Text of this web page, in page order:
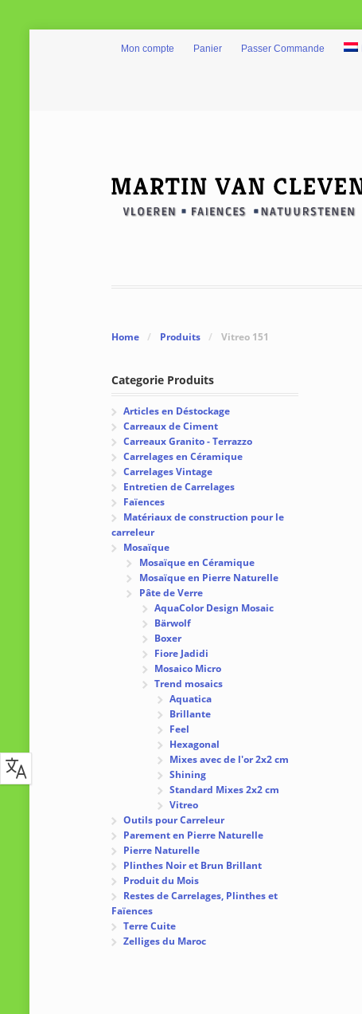
Mon compte Panier Passer Commande
Home / Produits / Vitreo 151
Categorie Produits
Articles en Déstockage
Carreaux de Ciment
Carreaux Granito - Terrazzo
Carrelages en Céramique
Carrelages Vintage
Entretien de Carrelages
Faïences
Matériaux de construction pour le
carreleur
Mosaïque
Mosaïque en Céramique
Mosaïque en Pierre Naturelle
Pâte de Verre
AquaColor Design Mosaic
Bärwolf
Boxer
Fiore Jadidi
Mosaico Micro
Trend mosaics
Aquatica
Brillante
Feel
Hexagonal
Mixes avec de l'or 2x2 cm
Shining
Standard Mixes 2x2 cm
Vitreo
Outils pour Carreleur
Parement en Pierre Naturelle
Pierre Naturelle
Plinthes Noir et Brun Brillant
Produit du Mois
Restes de Carrelages, Plinthes et
Faïences
Terre Cuite
Zelliges du Maroc